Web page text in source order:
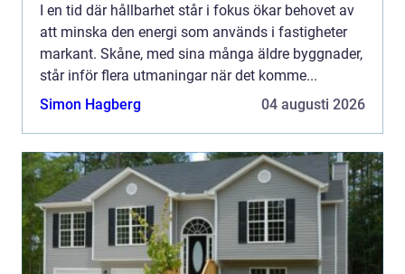
I en tid där hållbarhet står i fokus ökar behovet av
att minska den energi som används i fastigheter
markant. Skåne, med sina många äldre byggnader,
står inför flera utmaningar när det komme...
Simon Hagberg
04 augusti 2026